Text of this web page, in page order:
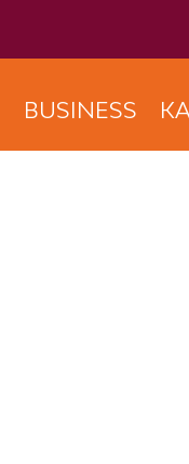
BUSINESS